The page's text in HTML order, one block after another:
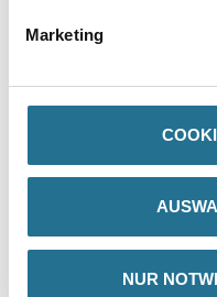
Marketing
NUR
- Ideal zum Schleifen
von Füllern und
GEFAHRENHINWEISE